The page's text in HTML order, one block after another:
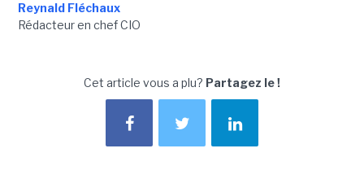
Reynald Fléchaux
Rédacteur en chef CIO
Cet article vous a plu? Partagez le !